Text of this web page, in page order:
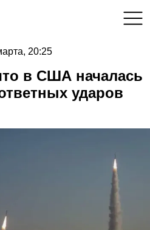
20:25
в США началась
ударов